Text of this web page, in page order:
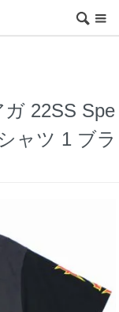
22SS Spe
ャツ 1 ブラ